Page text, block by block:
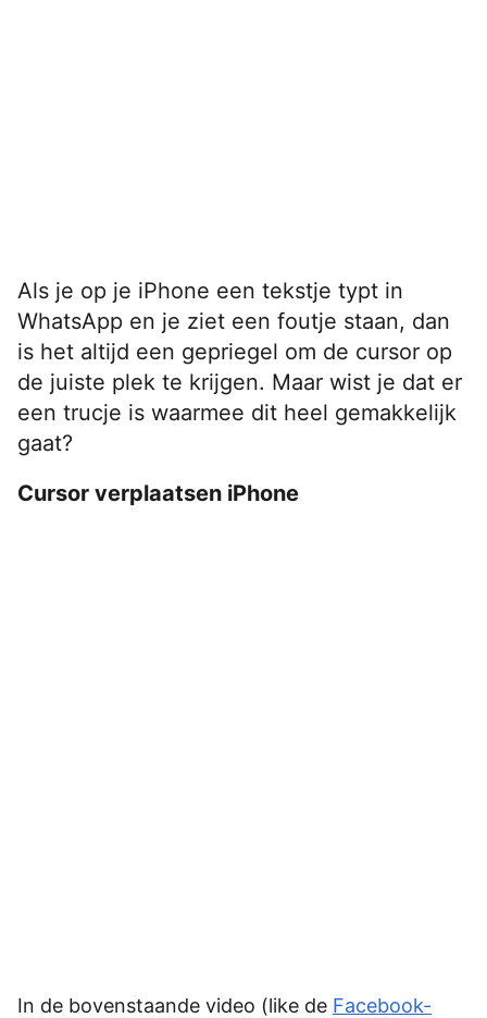
Als je op je iPhone een tekstje typt in
WhatsApp en je ziet een foutje staan, dan
is het altijd een gepriegel om de cursor op
de juiste plek te krijgen. Maar wist je dat er
een trucje is waarmee dit heel gemakkelijk
gaat?
Cursor verplaatsen iPhone
In de bovenstaande video (like de Facebook-